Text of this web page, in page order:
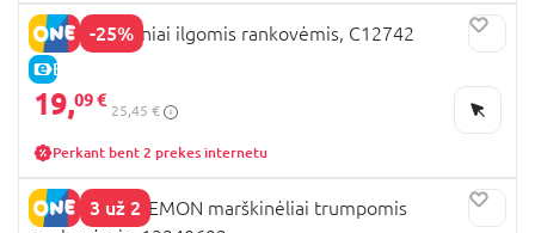
-25%
E-KAINA
NEXT marškiniai ilgomis rankovėmis, C12742
19,09 €
25,45 €
Perkant bent 2 prekes internetu
3 už 2
NAME IT POKEMON marškinėliai trumpomis